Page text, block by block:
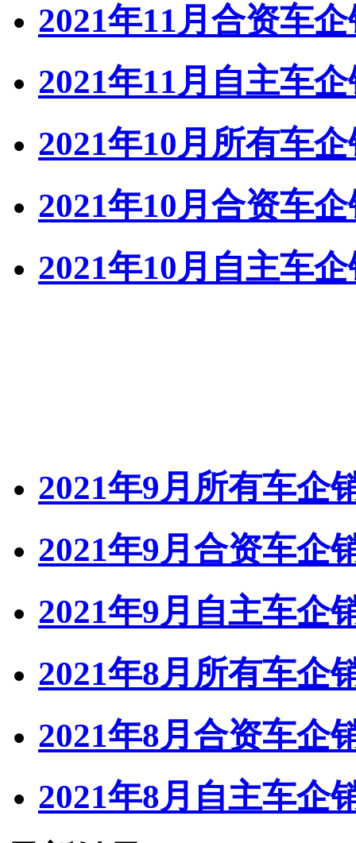
2021年11月合资车
2021年11月自主车
2021年10月所有车
2021年10月合资车
2021年10月自主车
2021年9月所有车企
2021年9月合资车企
2021年9月自主车企
2021年8月所有车企
2021年8月合资车企
2021年8月自主车企